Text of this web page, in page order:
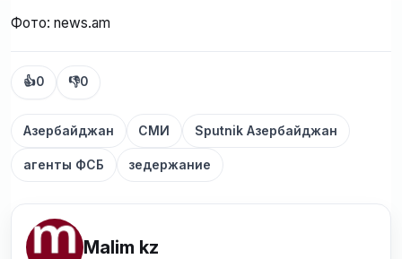
Фото: news.am
👍0 👎0
Азербайджан СМИ Sputnik Азербайджан
агенты ФСБ зедержание
Malim kz